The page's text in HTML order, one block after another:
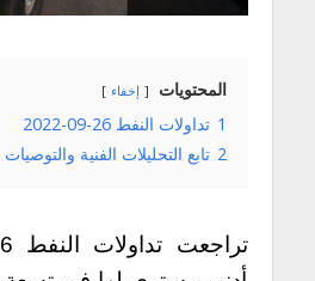
المحتويات إخفاء
1 تداولات النفط 26-09-2022
2 تابع التحليلات الفنية والتوصيات